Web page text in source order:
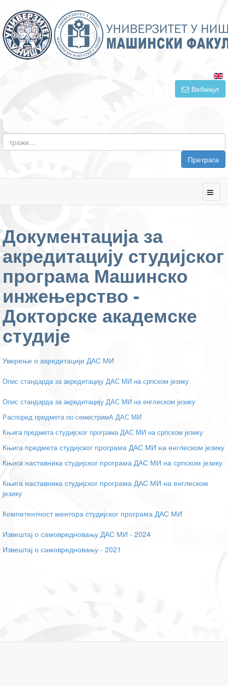
Вебмејл
Претрага
Документација за
акредитацију студијског
програма Машинско
инжењерство -
Докторске академске
студије
Уверење о акредитацији ДАС МИ
Опис стандарда за акредитацију ДАС МИ на српском језику
Опис стандарда за акредитацију ДАС МИ на енглеском језику
Распоред предмета по семестримА ДАС МИ
Књига предмета студијског програма ДАС МИ на српском језику
Књига предмета студијског програма ДАС МИ на енглеском језику
Књига наставника студијског програма ДАС МИ на српском језику
Књига наставника студијског програма ДАС МИ на енглеском
језику
Компетентност ментора студијског програма ДАС МИ
Извештај о самовредновању ДАС МИ - 2024
Извештај о самовредновању - 2021